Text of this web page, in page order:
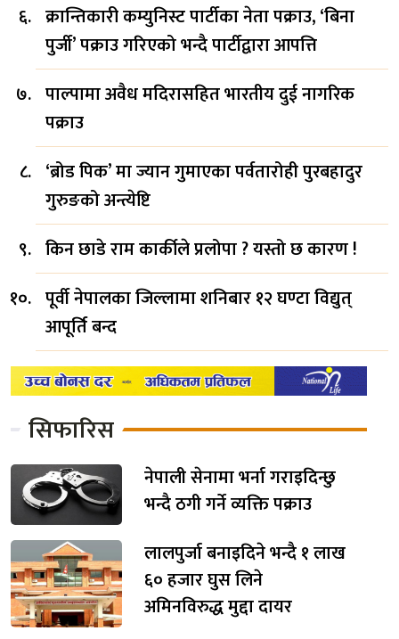
क्रान्तिकारी कम्युनिस्ट पार्टीका नेता पक्राउ, ‘बिना
पुर्जी’ पक्राउ गरिएको भन्दै पार्टीद्वारा आपत्ति
पाल्पामा अवैध मदिरासहित भारतीय दुई नागरिक
पक्राउ
‘ब्रोड पिक’ मा ज्यान गुमाएका पर्वतारोही पुरबहादुर
गुरुङको अन्त्येष्टि
किन छाडे राम कार्कीले प्रलोपा ? यस्तो छ कारण !
पूर्वी नेपालका जिल्लामा शनिबार १२ घण्टा विद्युत्
आपूर्ति बन्द
सिफारिस
नेपाली सेनामा भर्ना गराइदिन्छु
भन्दै ठगी गर्ने व्यक्ति पक्राउ
लालपुर्जा बनाइदिने भन्दै १ लाख
६० हजार घुस लिने
अमिनविरुद्ध मुद्दा दायर